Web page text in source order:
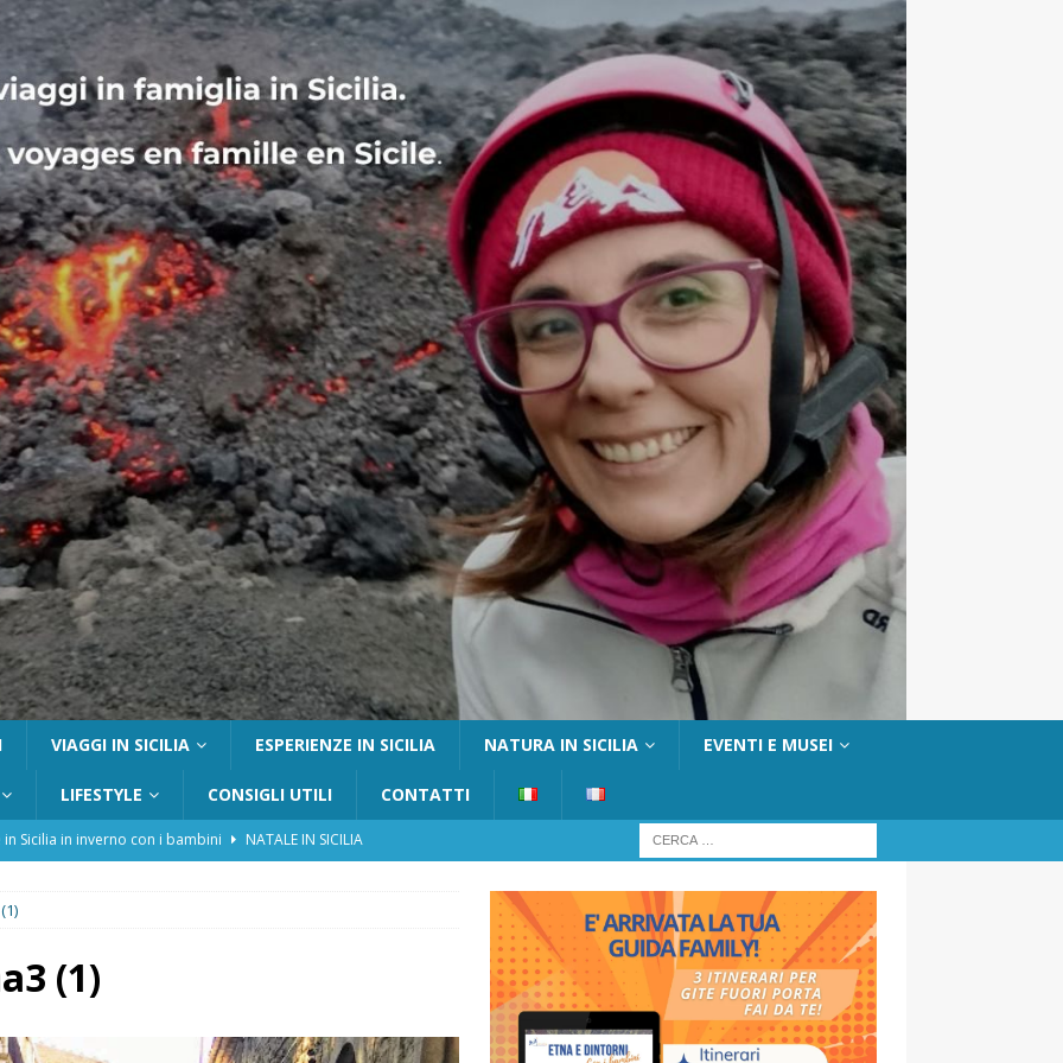
VIAGGI IN SICILIA ESPERIENZE IN SICILIA NATURA IN SICILIA EVENTI E MUSEI
LIFESTYLE CONSIGLI UTILI CONTATTI
in Sicilia in inverno con i bambini
NATALE IN SICILIA
con bambini: guida completa su come arrivare,
FUORI PORTA
a Pantelleria: dammusi vista mare e resort immersi nella natura
(1)